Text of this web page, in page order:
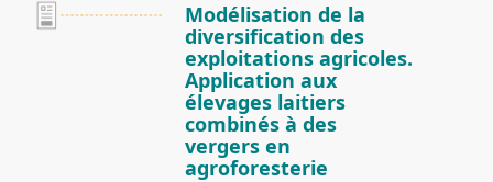
Modélisation de la
diversification des
exploitations agricoles.
Application aux
élevages laitiers
combinés à des
vergers en
agroforesterie